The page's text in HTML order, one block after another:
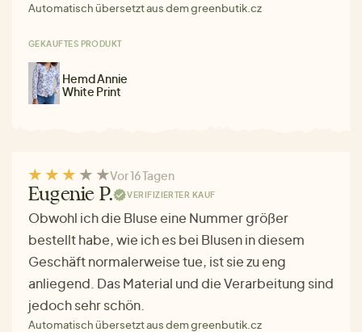
Automatisch übersetzt aus dem greenbutik.cz
GEKAUFTES PRODUKT
Hemd Annie
White Print
Vor 16 Tagen
Eugenie P. VERIFIZIERTER KAUF
Obwohl ich die Bluse eine Nummer größer
bestellt habe, wie ich es bei Blusen in diesem
Geschäft normalerweise tue, ist sie zu eng
anliegend. Das Material und die Verarbeitung sind
jedoch sehr schön.
Automatisch übersetzt aus dem greenbutik.cz